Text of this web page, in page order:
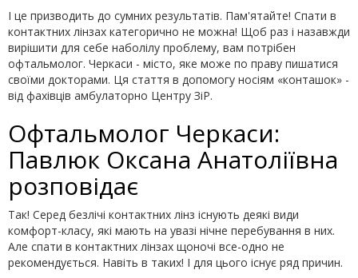
І це призводить до сумних результатів. Пам'ятайте! Спати в
контактних лінзах категорично не можна! Щоб раз і назавжди
вирішити для себе наболілу проблему, вам потрібен
офтальмолог. Черкаси - місто, яке може по праву пишатися
своїми докторами. Ця стаття в допомогу носіям «конташок» -
від фахівців амбулаторно Центру ЗіР.
Офтальмолог Черкаси:
Павлюк Оксана Анатоліївна
розповідає
Так! Серед безлічі контактних лінз існують деякі види
комфорт-класу, які мають на увазі нічне перебування в них.
Але спати в контактних лінзах щоночі все-одно не
рекомендується. Навіть в таких! І для цього існує ряд причин.